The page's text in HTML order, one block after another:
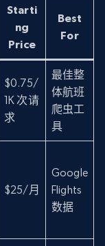
Starti
ng
Price
Best
For
$0.75/
1K 次请
求
最佳整
体航班
爬虫工
具
$25/月
Google
Flights
数据